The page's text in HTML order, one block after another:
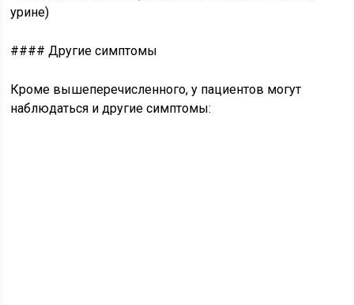
урине)
#### Другие симптомы
Кроме вышеперечисленного, у пациентов могут
наблюдаться и другие симптомы: